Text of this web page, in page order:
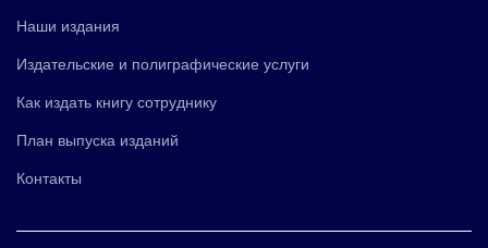
Наши издания
Издательские и полиграфические услуги
Как издать книгу сотруднику
План выпуска изданий
Контакты